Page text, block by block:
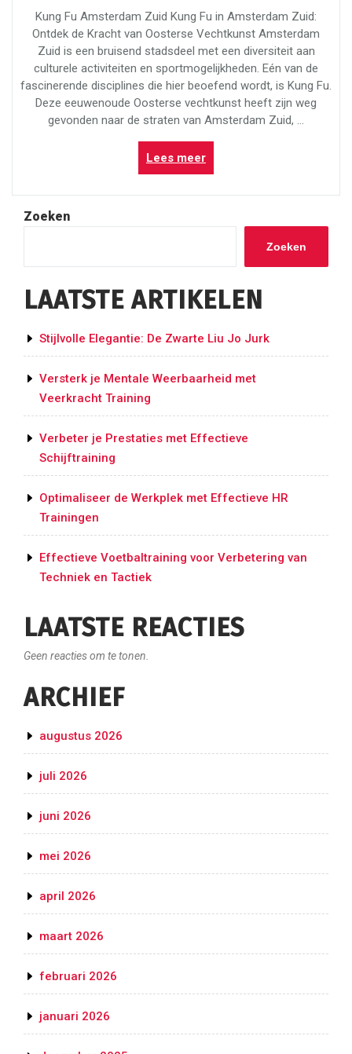
Kung Fu Amsterdam Zuid Kung Fu in Amsterdam Zuid:
Ontdek de Kracht van Oosterse Vechtkunst Amsterdam
Zuid is een bruisend stadsdeel met een diversiteit aan
culturele activiteiten en sportmogelijkheden. Eén van de
fascinerende disciplines die hier beoefend wordt, is Kung Fu.
Deze eeuwenoude Oosterse vechtkunst heeft zijn weg
gevonden naar de straten van Amsterdam Zuid, …
Lees meer“Ontdek
Kung
Fu
Amsterdam
Leven
met
Zoeken
Zoeken
LAATSTE ARTIKELEN
Stijlvolle Elegantie: De Zwarte Liu Jo Jurk
Versterk je Mentale Weerbaarheid met
Veerkracht Training
Verbeter je Prestaties met Effectieve
Schijftraining
Optimaliseer de Werkplek met Effectieve HR
Trainingen
Effectieve Voetbaltraining voor Verbetering van
Techniek en Tactiek
LAATSTE REACTIES
Geen reacties om te tonen.
ARCHIEF
augustus 2026
juli 2026
juni 2026
mei 2026
april 2026
maart 2026
februari 2026
januari 2026